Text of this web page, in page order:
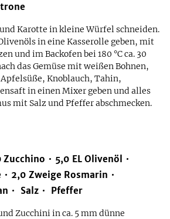
Karotte in kleine Würfel schneiden.
in eine Kasserolle geben, mit
und im Backofen bei 180 °C ca. 30
das Gemüse mit weißen Bohnen,
Knoblauch, Tahin,
in einen Mixer geben und alles
mit Salz und Pfeffer abschmecken.
Zucchino 5,0 EL Olivenöl
2,0 Zweige Rosmarin
Salz Pfeffer
Zucchini in ca. 5 mm dünne